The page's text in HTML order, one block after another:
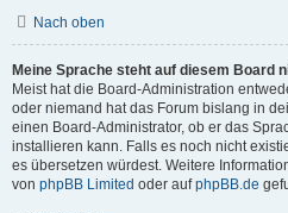
Nach oben
Meine Sprache steht auf diesem Board
Meist hat die Board-Administration
oder niemand hat das Forum bislang in
einen Board-Administrator, ob er das
installieren kann. Falls es noch nicht
es übersetzen würdest. Weitere
von phpBB Limited oder aufphpBB.de